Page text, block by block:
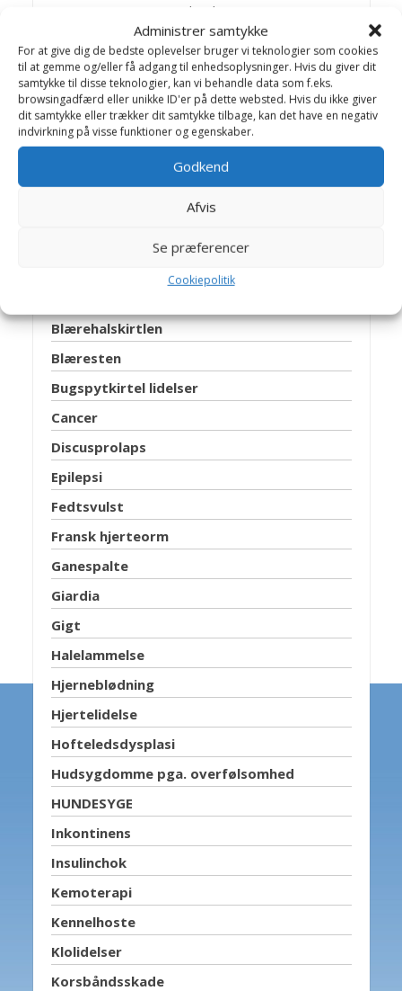
Administrer samtykke
For at give dig de bedste oplevelser bruger vi teknologier som cookies
til at gemme og/eller få adgang til enhedsoplysninger. Hvis du giver dit
samtykke til disse teknologier, kan vi behandle data som f.eks.
browsingadfærd eller unikke ID'er på dette websted. Hvis du ikke giver
dit samtykke eller trækker dit samtykke tilbage, kan det have en negativ
indvirkning på visse funktioner og egenskaber.
Godkend
Afvis
Se præferencer
Cookiepolitik
mange spændende opgaver, -som
giver stof til artikler på Dyrlægevagten
Artikler Hunde sygdomme
Algeforgiftning
Analsækbetændelse
Autoimmun hæmolytisk anæmi
Blærehalskirtlen
Blæresten
Bugspytkirtel lidelser
Cancer
Discusprolaps
Epilepsi
Fedtsvulst
Fransk hjerteorm
Ganespalte
Giardia
Gigt
Halelammelse
Hjerneblødning
Hjertelidelse
Hofteledsdysplasi
Hudsygdomme pga. overfølsomhed
HUNDESYGE
Inkontinens
Insulinchok
Kemoterapi
Kennelhoste
Klolidelser
Korsbåndsskade